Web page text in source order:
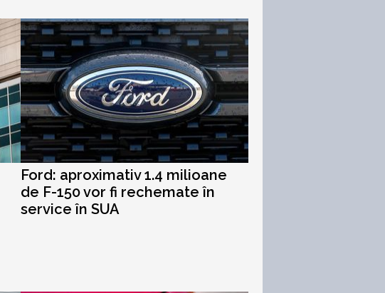
Ford: aproximativ 1.4 milioane
de F-150 vor fi rechemate în
service în SUA